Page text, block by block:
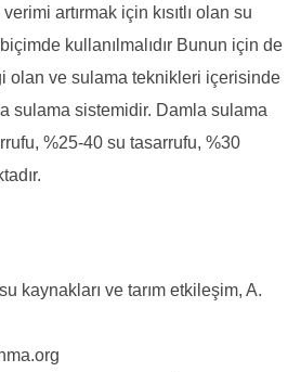
artırmak için kısıtlı olan su
kullanılmalıdır Bunun için de
olan ve sulama teknikleri içerisinde
sulama sistemidir. Damla sulama
%25-40 su tasarrufu, %30
kaynakları ve tarım etkileşim, A.